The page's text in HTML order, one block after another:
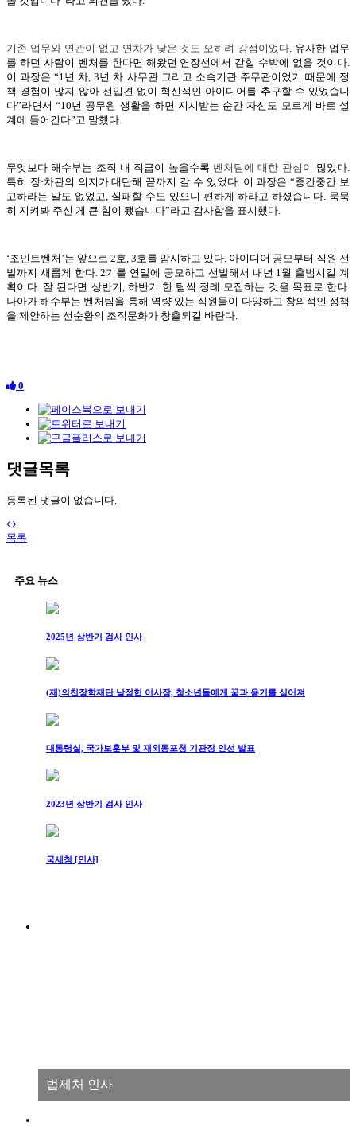
기존 업무와 연관이 없고 연차가 낮은 것도 오히려 강점 이었다. 유사한 업무
를 하던 사람이 벤처를 한다면 해왔던 연장선에서 갇힐 수밖에 없을 것이다.
이 과장은 “1년 차, 3년 차 사무관 그리고 소속기관 주무관이었기 때문에 정
책 경험이 많지 않아 선입견 없이 혁신적인 아이디어를 추구할 수 있었습니
다”라면서 “10년 공무원 생활을 하면 지시받는 순간 자신도 모르게 바로 설
계에 들어간다”고 말했다.
무엇보다 해수부는 조직 내 직급이 높을수록 벤처팀에 대한 관심 이 많았다.
특히 장·차관의 의지가 대단해 끝까지 갈 수 있었다. 이 과장은 “중간중간 보
고하라는 말도 없었고, 실패할 수도 있으니 편하게 하라고 하셨습니다. 묵묵
히 지켜봐 주신 게 큰 힘이 됐습니다”라고 감사함을 표시했다.
‘조인트벤처’는 앞으로 2호, 3호를 암시하고 있다. 아이디어 공모부터 직원 선
발까지 새롭게 한다. 2기를 연말에 공모하고 선발해서 내년 1월 출범시킬 계
획이다. 잘 된다면 상반기, 하반기 한 팀씩 정례 모집하는 것을 목표로 한다.
나아가 해수부는 벤처팀을 통해 역량 있는 직원들이 다양하고 창의적인 정책
을 제안하는 선순환의 조직문화가 창출되길 바란다.
0
댓글목록
등록된 댓글이 없습니다.
목록
주요 뉴스
2025년 상반기 검사 인사
(재)의천장학재단 남정헌 이사장, 청소년들에게 꿈과 용기를 심어져
대통령실, 국가보훈부 및 재외동포청 기관장 인선 발표
2023년 상반기 검사 인사
국세청 [인사]
법제처 인사